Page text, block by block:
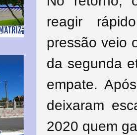
reagir
pressão veio
da segunda
empate.
deixaram
2020 quem